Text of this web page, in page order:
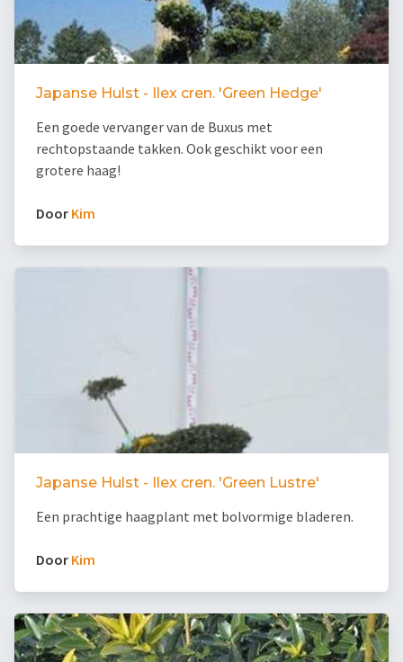
Japanse Hulst - Ilex cren. 'Green Hedge'
Een goede vervanger van de Buxus met
rechtopstaande takken. Ook geschikt voor een
grotere haag!
Door Kim
Japanse Hulst - Ilex cren. 'Green Lustre'
Een prachtige haagplant met bolvormige bladeren.
Door Kim